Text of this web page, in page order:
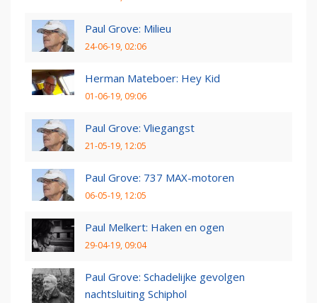
Paul Grove: Milieu
24-06-19, 02:06
Herman Mateboer: Hey Kid
01-06-19, 09:06
Paul Grove: Vliegangst
21-05-19, 12:05
Paul Grove: 737 MAX-motoren
06-05-19, 12:05
Paul Melkert: Haken en ogen
29-04-19, 09:04
Paul Grove: Schadelijke gevolgen
nachtsluiting Schiphol